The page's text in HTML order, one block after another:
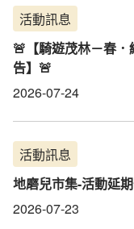
活動訊息
🚨【騎遊茂林－春
告】🚨
2026-07-24
活動訊息
地磨兒市集-活動延
2026-07-23